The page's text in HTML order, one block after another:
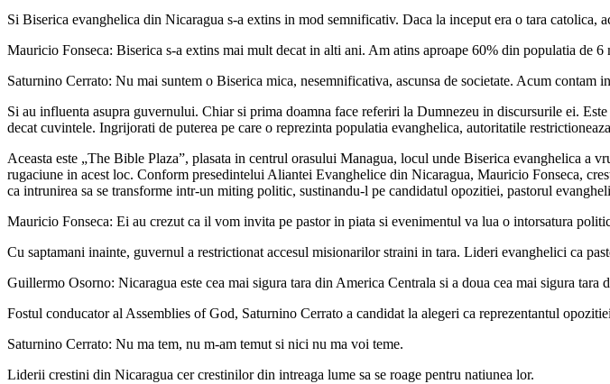
Si Biserica evanghelica din Nicaragua s-a extins in mod semnificativ. Daca la inceput era o tara
Mauricio Fonseca: Biserica s-a extins mai mult decat in alti ani. Am atins aproape 60% din populatia de
Saturnino Cerrato: Nu mai suntem o Biserica mica, nesemnificativa, ascunsa de societate. Acum contam
Si au influenta asupra guvernului. Chiar si prima doamna face referiri la Dumnezeu in discursurile ei.
decat cuvintele. Ingrijorati de puterea pe care o reprezinta populatia evanghelica, autoritatile
Aceasta este „The Bible Plaza”, plasata in centrul orasului Managua, locul unde Biserica evanghelica
rugaciune in acest loc. Conform presedintelui Aliantei Evanghelice din Nicaragua, Mauricio Fonseca,
ca intrunirea sa se transforme intr-un miting politic, sustinandu-l pe candidatul opozitiei, pastorul
Mauricio Fonseca: Ei au crezut ca il vom invita pe pastor in piata si evenimentul va lua o intorsatura
Cu saptamani inainte, guvernul a restrictionat accesul misionarilor straini in tara. Lideri evanghelici ca
Guillermo Osorno: Nicaragua este cea mai sigura tara din America Centrala si a doua cea mai sigura
Fostul conducator al Assemblies of God, Saturnino Cerrato a candidat la alegeri ca reprezentantul
Saturnino Cerrato: Nu ma tem, nu m-am temut si nici nu ma voi teme.
Liderii crestini din Nicaragua cer crestinilor din intreaga lume sa se roage pentru natiunea lor.